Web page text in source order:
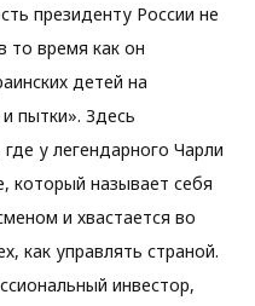
президенту России не
то время как он
детей на
пытки». Здесь
у легендарного Чарли
который называет себя
и хвастается во
как управлять страной.
инвестор,